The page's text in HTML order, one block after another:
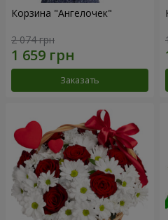
Корзина "Ангелочек"
2 074 грн
Заказать